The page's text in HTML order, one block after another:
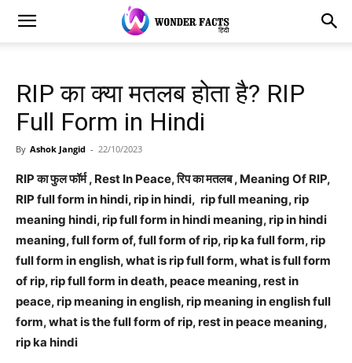
RIP का क्या मतलब होता है? RIP
Full Form in Hindi
By Ashok Jangid - 22/10/2023
RIP का फुल फॉर्म , Rest In Peace, रिप का मतलब , Meaning Of RIP,
RIP full form in hindi, rip in hindi, rip full meaning, rip
meaning hindi, rip full form in hindi meaning, rip in hindi
meaning, full form of, full form of rip, rip ka full form, rip
full form in english, what is rip full form, what is full form
of rip, rip full form in death, peace meaning, rest in
peace, rip meaning in english, rip meaning in english full
form, what is the full form of rip, rest in peace meaning,
rip ka hindi